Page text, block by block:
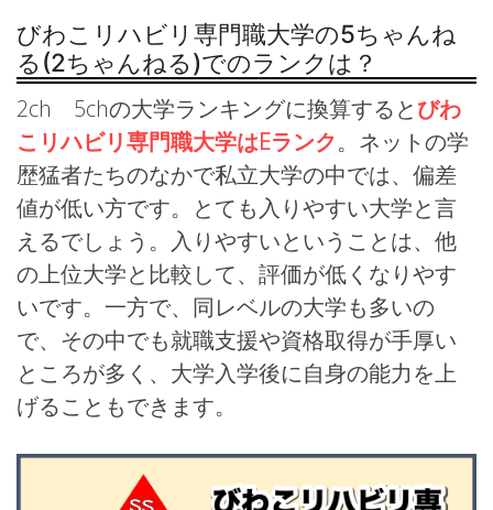
びわこリハビリ専門職大学の5ちゃんね
る(2ちゃんねる)でのランクは？
2ch 5chの大学ランキングに換算するとびわ
こリハビリ専門職大学はEランク。ネットの学
歴猛者たちのなかで私立大学の中では、偏差
値が低い方です。とても入りやすい大学と言
えるでしょう。入りやすいということは、他
の上位大学と比較して、評価が低くなりやす
いです。一方で、同レベルの大学も多いの
で、その中でも就職支援や資格取得が手厚い
ところが多く、大学入学後に自身の能力を上
げることもできます。